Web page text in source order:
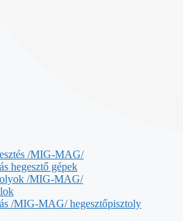
/MIG-MAG/
hegesztő gépek
/MIG-MAG/
/MIG-MAG/ hegesztőpisztoly